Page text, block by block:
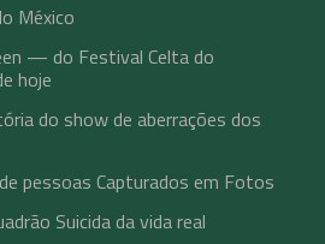
México
— do Festival Celta do
hoje
do show de aberrações dos
pessoas Capturados em Fotos
Suicida da vida real